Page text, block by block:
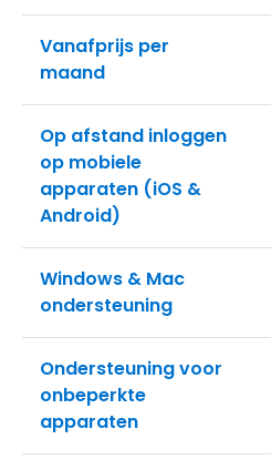
Vanafprijs per
maand
Op afstand inloggen
op mobiele
apparaten (iOS &
Android)
Windows & Mac
ondersteuning
Ondersteuning voor
onbeperkte
apparaten